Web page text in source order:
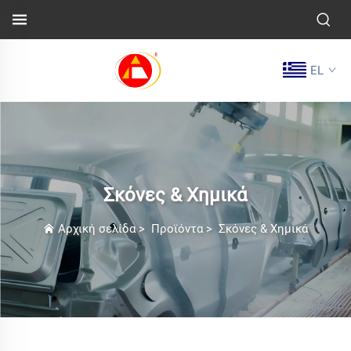
EL
Σκόνες & Χημικά
Αρχική σελίδα> Προϊόντα > Σκόνες & Χημικά